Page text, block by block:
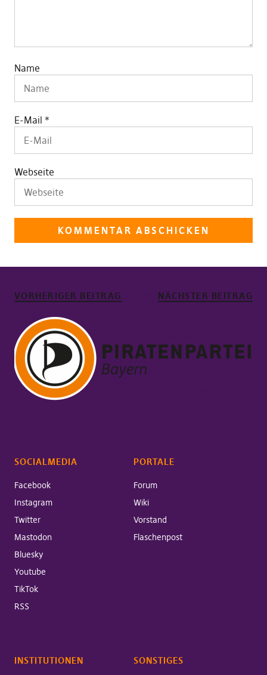
Name
E-Mail *
Webseite
VORHERIGER BEITRAG NÄCHSTER BEITRAG
SOCIALMEDIA
Facebook
Instagram
Twitter
Mastodon
Bluesky
Youtube
TikTok
RSS
PORTALE
Forum
Wiki
Vorstand
Flaschenpost
INSTITUTIONEN SONSTIGES